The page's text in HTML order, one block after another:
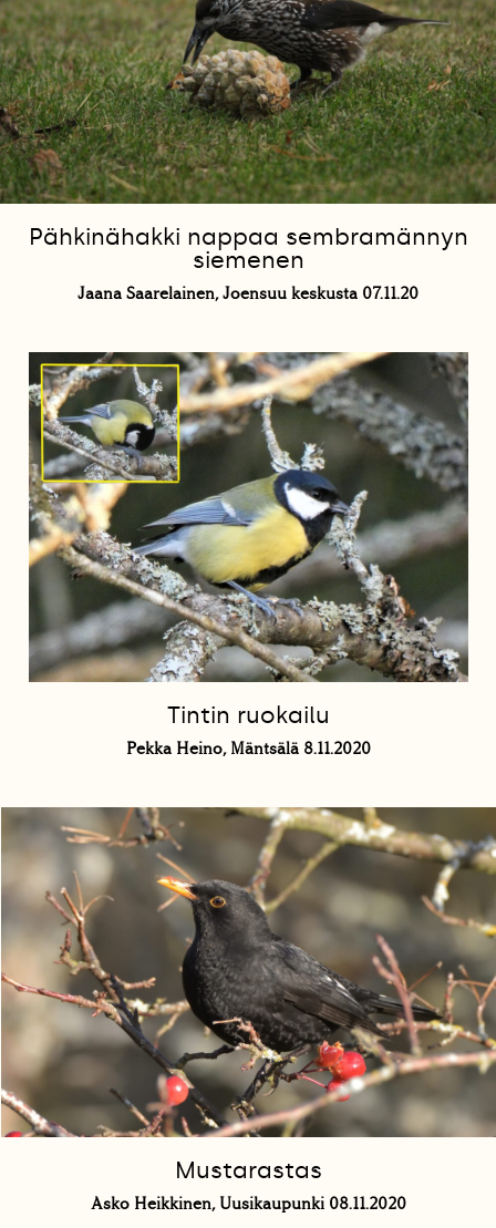
Pähkinähakki nappaa sembramännyn
siemenen
Jaana Saarelainen, Joensuu keskusta 07.11.20
Tintin ruokailu
Pekka Heino, Mäntsälä 8.11.2020
Mustarastas
Asko Heikkinen, Uusikaupunki 08.11.2020